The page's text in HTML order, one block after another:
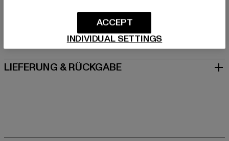
GRÖSSE & PASSFORM
PFLEGEHINWEISE
LIEFERUNG & RÜCKGABE
INDIVIDUAL SETTINGS
ACCEPT